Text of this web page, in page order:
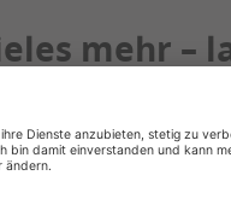
mehr –
Ob